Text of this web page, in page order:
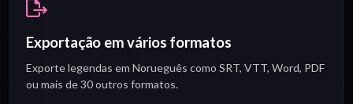
Exportação em vários formatos
Exporte legendas em Norueguês como SRT, VTT, Word, PDF
ou mais de 30 outros formatos.